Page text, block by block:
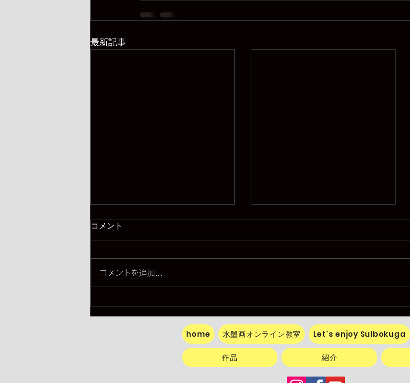
最新記事
描かない水墨画
Private Suiboku-ga Painting
Lesson 4
コメント
コメントを追加…
home 水墨画オンライン教室 Let's enjoy Suibokuga
作品 紹介